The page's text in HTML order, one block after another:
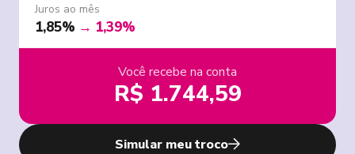
Juros ao mês
1,85% → 1,39%
Você recebe na conta
R$ 1.744,59
Simular meu troco